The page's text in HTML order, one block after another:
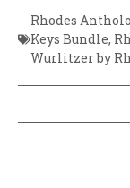
Rhodes
Keys Bundle,
Wurlitzer by